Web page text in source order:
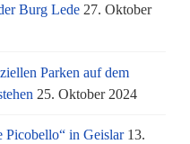
Burg Lede 27. Oktober
Parken auf dem
25. Oktober 2024
Picobello“ in Geislar 13.